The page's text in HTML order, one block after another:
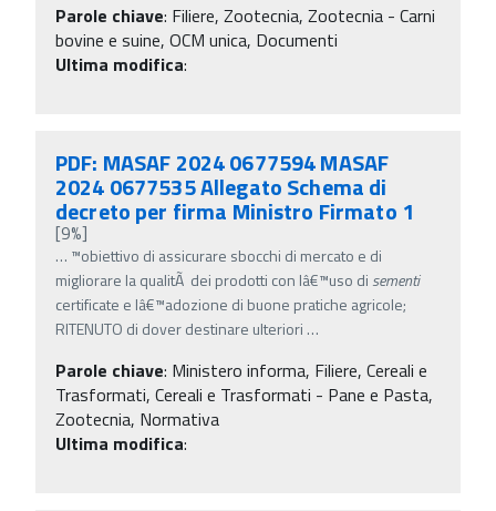
Parole chiave: Filiere, Zootecnia, Zootecnia - Carni
bovine e suine, OCM unica, Documenti
Ultima modifica:
PDF: MASAF 2024 0677594 MASAF
2024 0677535 Allegato Schema di
decreto per firma Ministro Firmato 1
[9%]
… ™obiettivo di assicurare sbocchi di mercato e di
migliorare la qualitÃ dei prodotti con lâ€™uso di sementi
certificate e lâ€™adozione di buone pratiche agricole;
RITENUTO di dover destinare ulteriori …
Parole chiave: Ministero informa, Filiere, Cereali e
Trasformati, Cereali e Trasformati - Pane e Pasta,
Zootecnia, Normativa
Ultima modifica: